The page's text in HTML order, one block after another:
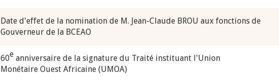
Date d'effet de la nomination de M. Jean-Claude BROU aux fonctions de
Gouverneur de la BCEAO
60e anniversaire de la signature du Traité instituant l'Union
Monétaire Ouest Africaine (UMOA)